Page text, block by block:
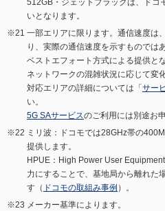
512GB・ジェットブラックは、ドコ
いとなります。
一部エリアに限ります。通信速度は
り、実際の通信速度を示すものでは
ベストエフォート方式による提供と
ネットワークの混雑状況に応じて変
対応エリアの詳細については「 サー
い。
5G SAサービスのご利用には別途お
ミリ波：ドコモでは28GHz帯の
提供します。
HPUE：High Power User
力にすることで、基地局から離れた
す（ ドコモの取組み事例 ）。
メーカー基準によります。